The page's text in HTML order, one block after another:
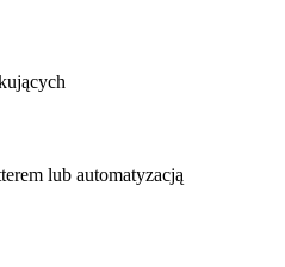
lub automatyzacją